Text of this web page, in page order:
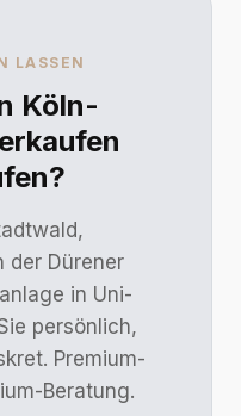
LASSEN
Köln-
der Dürener
in Uni-
persönlich,
Premium-
Beratung.